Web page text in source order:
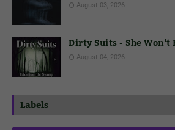
August 03, 2026
Dirty Suits - She Won't
August 04, 2026
Labels